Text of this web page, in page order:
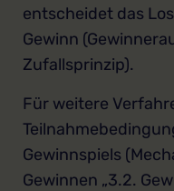
entscheidet das
Gewinn
Zufallsprinzip).
Für weitere
Gewinnspiels
Gewinnen „3.2.